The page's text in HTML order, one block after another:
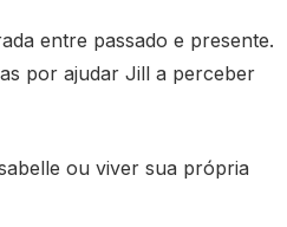
entre passado e presente.
por ajudar Jill a perceber
ou viver sua própria